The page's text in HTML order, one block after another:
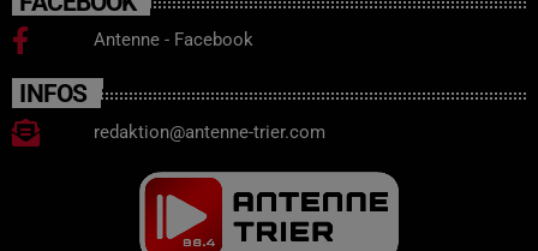
Antenne - Facebook
INFOS
redaktion@antenne-trier.com